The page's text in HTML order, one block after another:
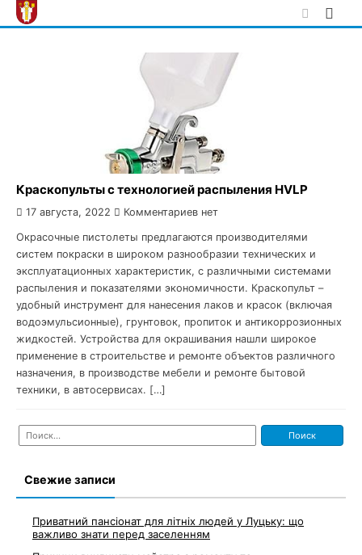
Skip
to
Краскопульты с технологией распыления HVLP
17 августа, 2022 Комментариев нет
Окрасочные пистолеты предлагаются производителями
систем покраски в широком разнообразии технических и
эксплуатационных характеристик, с различными системами
распыления и показателями экономичности. Краскопульт –
удобный инструмент для нанесения лаков и красок (включая
водоэмульсионные), грунтовок, пропиток и антикоррозионных
жидкостей. Устройства для окрашивания нашли широкое
применение в строительстве и ремонте объектов различного
назначения, в производстве мебели и ремонте бытовой
техники, в автосервисах. […]
Найти:
Свежие записи
Приватний пансіонат для літніх людей у Луцьку: що
важливо знати перед заселенням